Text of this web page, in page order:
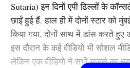
Sutaria) इन दिनों एपी ढिल्लों के
छाईं हुई हैं. हाल ही में दोनों स्टार को
किया गया. दोनों साथ में डांस करते
इस दौरान के कई वीडियो भी सोशल
लेकिन एक वीडियो ने सभी यूजर्स का